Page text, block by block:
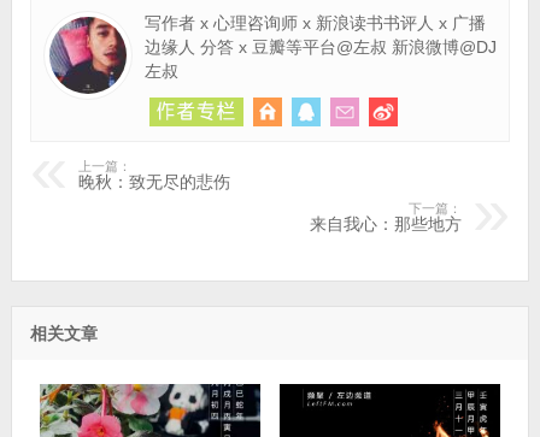
写作者 x 心理咨询师 x 新浪读书书评人 x 广播
边缘人 分答 x 豆瓣等平台@左叔 新浪微博@DJ
左叔
上一篇：
晚秋：致无尽的悲伤
下一篇：
来自我心：那些地方
相关文章